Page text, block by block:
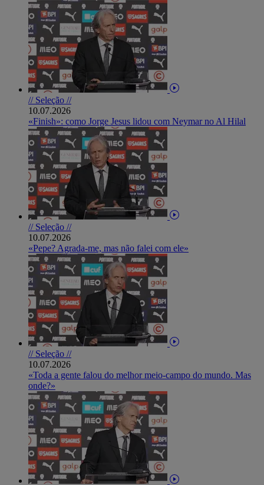
// Seleção //
10.07.2026
«Finish»: como Jorge Jesus lidou com Neymar no Al Hilal
// Seleção //
10.07.2026
«Pepe? Agrada-me, mas não falei com ele»
// Seleção //
10.07.2026
«Toda a gente falou do melhor meio-campo do mundo. Mas
onde?»